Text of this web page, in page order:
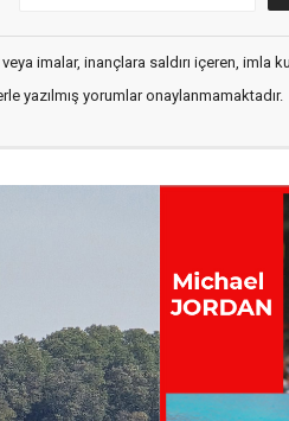
imalar, inançlara saldırı içeren, imla
yazılmış yorumlar onaylanmamaktadır.